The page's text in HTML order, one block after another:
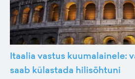
Itaalia vastus kuumalainele:
saab külastada hilisõhtuni